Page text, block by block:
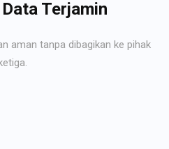
Terjamin
aman tanpa dibagikan ke pihak